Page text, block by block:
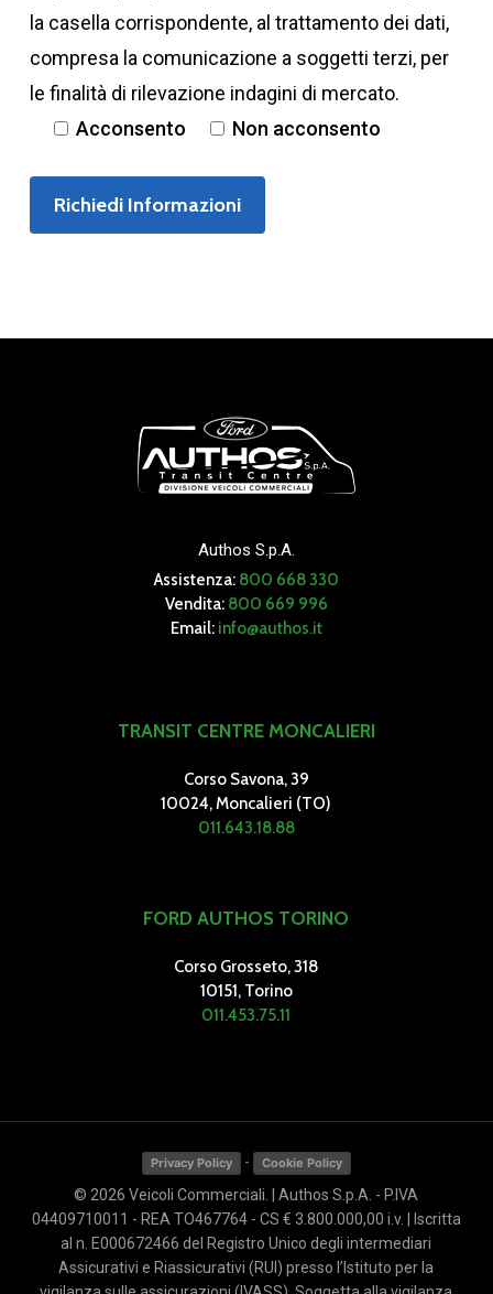
2082
frenato
Max GTM (kg)
la casella corrispondente, al trattamento dei dati,
compresa la comunicazione a soggetti terzi, per
le finalità di rilevazione indagini di mercato.
Acconsento
Non acconsento
Authos S.p.A.
Assistenza: 800 668 330
Vendita: 800 669 996
Email: info@authos.it
TRANSIT CENTRE MONCALIERI
Corso Savona, 39
10024, Moncalieri (TO)
011.643.18.88
FORD AUTHOS TORINO
Corso Grosseto, 318
10151, Torino
011.453.75.11
Privacy Policy - Cookie Policy
© 2026 Veicoli Commerciali. | Authos S.p.A. - P.IVA
04409710011 - REA TO467764 - CS € 3.800.000,00 i.v. | Iscritta
al n. E000672466 del Registro Unico degli intermediari
Assicurativi e Riassicurativi (RUI) presso l’Istituto per la